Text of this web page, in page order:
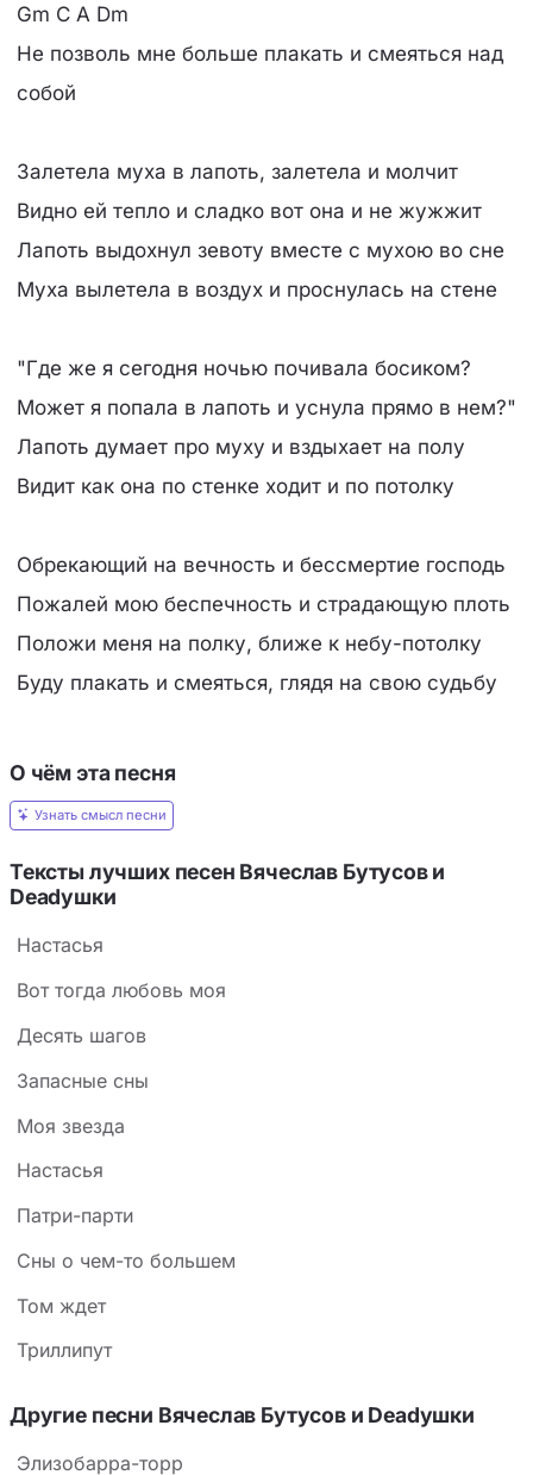
Gm C A Dm
Hе позволь мне больше плакать и смеяться над
собой
Залетела муха в лапоть, залетела и молчит
Видно ей тепло и сладко вот она и не жужжит
Лапоть выдохнул зевоту вместе с мухою во сне
Муха вылетела в воздух и проснулась на стене
"Где же я сегодня ночью почивала босиком?
Может я попала в лапоть и уснула прямо в нем?"
Лапоть думает про муху и вздыхает на полу
Видит как она по стенке ходит и по потолку
Обрекающий на вечность и бессмертие господь
Пожалей мою беспечность и страдающую плоть
Положи меня на полку, ближе к небу-потолку
Буду плакать и смеяться, глядя на свою судьбу
О чём эта песня
Узнать смысл песни
Тексты лучших песен Вячеслав Бутусов и
Deadушки
Hастасья
Вот тогда любовь моя
Десять шагов
Запасные сны
Моя звезда
Настасья
Патри-парти
Сны о чем-то большем
Том ждет
Триллипут
Другие песни Вячеслав Бутусов и Deadушки
Элизобарра-торр